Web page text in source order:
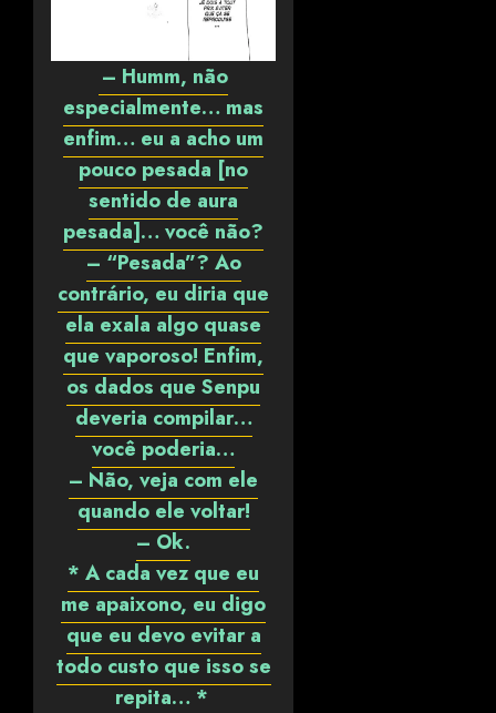
– Humm, não
especialmente… mas
enfim… eu a acho um
pouco pesada [no
sentido de aura
pesada]… você não?
– “Pesada”? Ao
contrário, eu diria que
ela exala algo quase
que vaporoso! Enfim,
os dados que Senpu
deveria compilar…
você poderia…
– Não, veja com ele
quando ele voltar!
– Ok.
* A cada vez que eu
me apaixono, eu digo
que eu devo evitar a
todo custo que isso se
repita… *